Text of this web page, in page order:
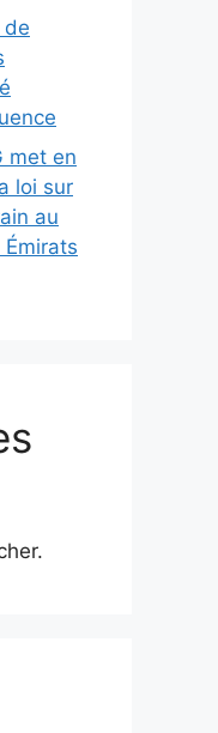
de
met en
loi sur
au